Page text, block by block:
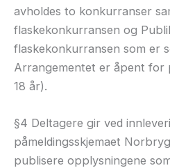
avholdes to konkurranser
flaskekonkurransen og
flaskekonkurransen som er
Arrangementet er åpent for
18 år).
§4 Deltagere gir ved
påmeldingsskjemaet
publisere opplysningene